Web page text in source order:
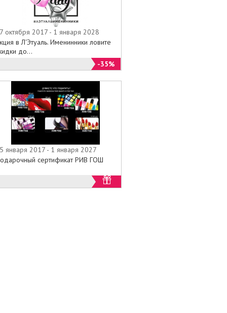
октября 2017 - 1 января 2028
в Л'Этуаль. Именинники ловите
до...
-35%
января 2017 - 1 января 2027
сертификат РИВ ГОШ